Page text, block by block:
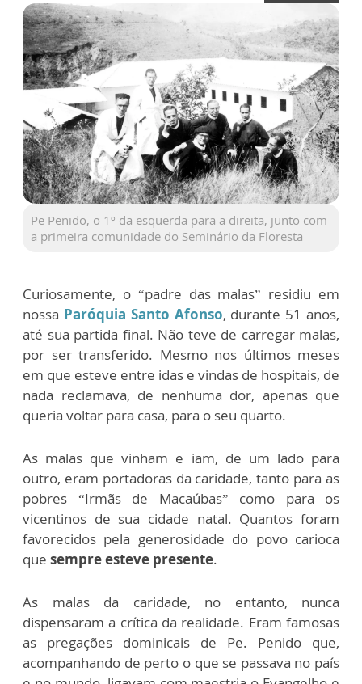
Pe Penido, o 1º da esquerda para a direita, junto com
a primeira comunidade do Seminário da Floresta
Curiosamente, o “padre das malas” residiu em
nossa Paróquia Santo Afonso, durante 51 anos,
até sua partida final. Não teve de carregar malas,
por ser transferido. Mesmo nos últimos meses
em que esteve entre idas e vindas de hospitais, de
nada reclamava, de nenhuma dor, apenas que
queria voltar para casa, para o seu quarto.
As malas que vinham e iam, de um lado para
outro, eram portadoras da caridade, tanto para as
pobres “Irmãs de Macaúbas” como para os
vicentinos de sua cidade natal. Quantos foram
favorecidos pela generosidade do povo carioca
que sempre esteve presente.
As malas da caridade, no entanto, nunca
dispensaram a crítica da realidade. Eram famosas
as pregações dominicais de Pe. Penido que,
acompanhando de perto o que se passava no país